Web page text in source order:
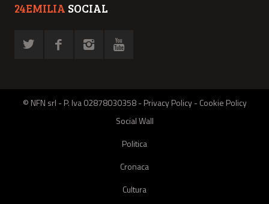
24EMILIA SOCIAL
© NFN srl - P. Iva 02878030358 -Privacy Policy-Cookie Policy
Social Wall
Politica
Cronaca
Cultura